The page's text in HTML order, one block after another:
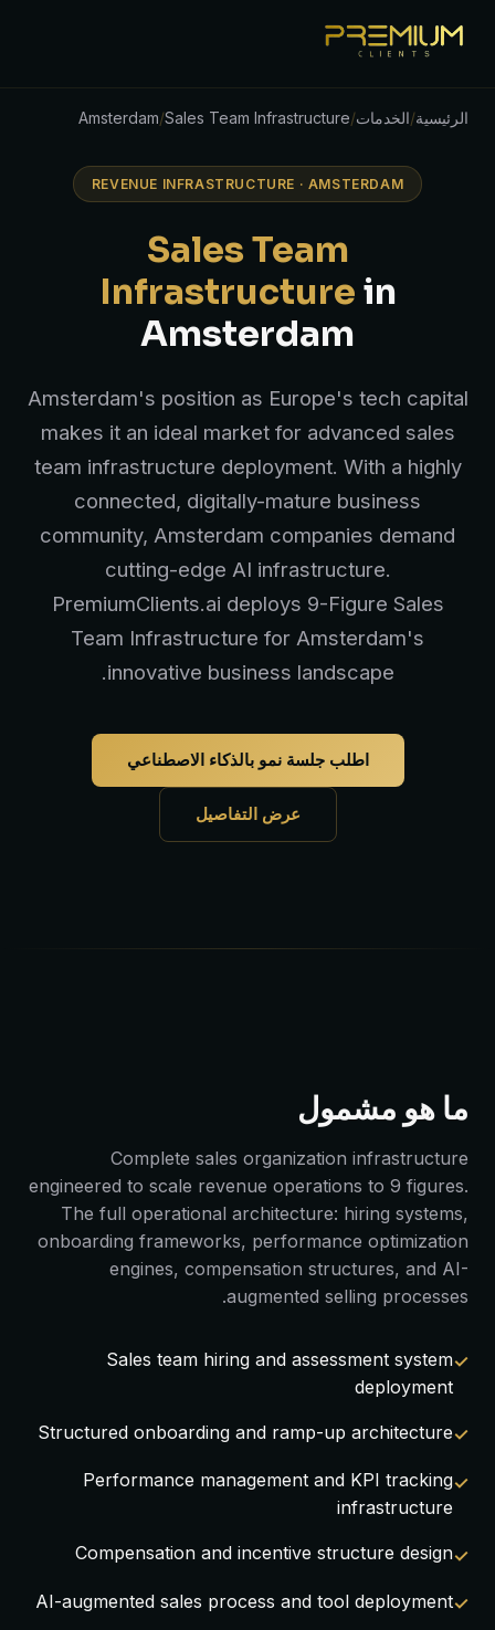
الرئيسية/الخدمات/
Sales Team Infrastructure
/
Amsterdam
REVENUE INFRASTRUCTURE · AMSTERDAM
Sales Team
Infrastructure in
Amsterdam
Amsterdam's position as Europe's tech capital
makes it an ideal market for advanced sales
team infrastructure deployment. With a highly
connected, digitally-mature business
community, Amsterdam companies demand
cutting-edge AI infrastructure.
PremiumClients.ai deploys 9-Figure Sales
Team Infrastructure for Amsterdam's
innovative business landscape.
اطلب جلسة نمو بالذكاء الاصطناعي
عرض التفاصيل
ما هو مشمول
Complete sales organization infrastructure
engineered to scale revenue operations to 9 figures.
The full operational architecture: hiring systems,
onboarding frameworks, performance optimization
engines, compensation structures, and AI-
augmented selling processes.
Sales team hiring and assessment system
deployment
Structured onboarding and ramp-up architecture
Performance management and KPI tracking
infrastructure
Compensation and incentive structure design
AI-augmented sales process and tool deployment